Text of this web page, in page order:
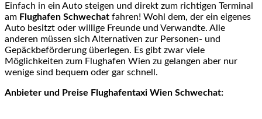
Einfach in ein Auto steigen und direkt zum richtigen Terminal
am Flughafen Schwechat fahren! Wohl dem, der ein eigenes
Auto besitzt oder willige Freunde und Verwandte. Alle
anderen müssen sich Alternativen zur Personen- und
Gepäckbeförderung überlegen. Es gibt zwar viele
Möglichkeiten zum Flughafen Wien zu gelangen aber nur
wenige sind bequem oder gar schnell.
Anbieter und Preise Flughafentaxi Wien Schwechat: